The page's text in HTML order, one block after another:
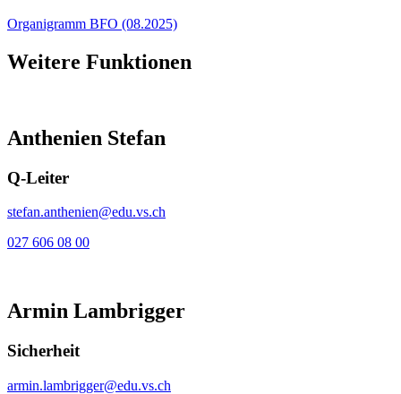
Organigramm BFO (08.2025)
Weitere Funktionen
Anthenien Stefan
Q-Leiter
stefan.anthenien@edu.vs.ch
027 606 08 00
Armin Lambrigger
Sicherheit
armin.lambrigger@edu.vs.ch